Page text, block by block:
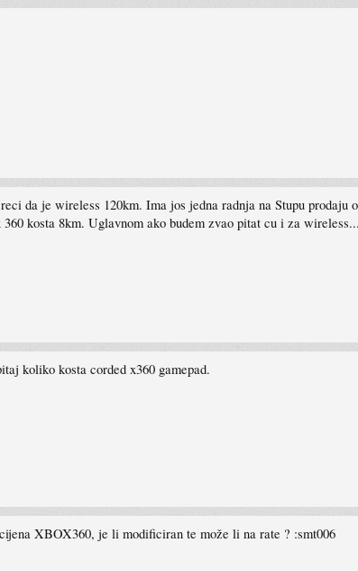
da je wireless 120km. Ima jos jedna radnja na Stupu
kosta 8km. Uglavnom ako budem zvao pitat cu i za wireless...
koliko kosta corded x360 gamepad.
XBOX360, je li modificiran te može li na rate ? :smt006